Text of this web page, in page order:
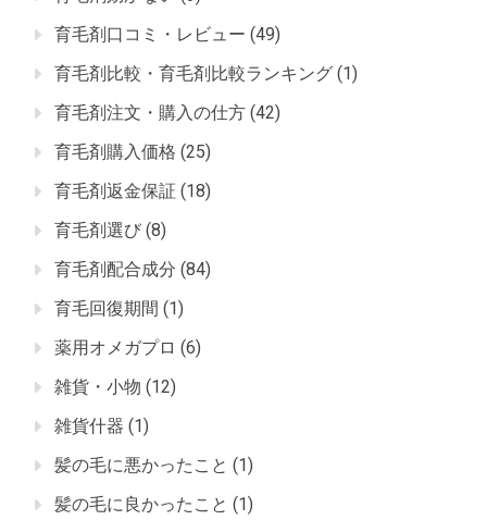
育毛剤口コミ・レビュー (49)
育毛剤比較・育毛剤比較ランキング (1)
育毛剤注文・購入の仕方 (42)
育毛剤購入価格 (25)
育毛剤返金保証 (18)
育毛剤選び (8)
育毛剤配合成分 (84)
育毛回復期間 (1)
薬用オメガプロ (6)
雑貨・小物 (12)
雑貨什器 (1)
髪の毛に悪かったこと (1)
髪の毛に良かったこと (1)